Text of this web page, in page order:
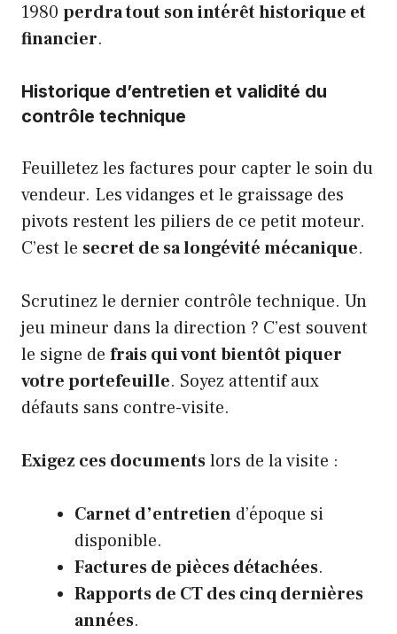
1980 perdra tout son intérêt historique et
financier.
Historique d’entretien et validité du
contrôle technique
Feuilletez les factures pour capter le soin du
vendeur. Les vidanges et le graissage des
pivots restent les piliers de ce petit moteur.
C’est le secret de sa longévité mécanique.
Scrutinez le dernier contrôle technique. Un
jeu mineur dans la direction ? C’est souvent
le signe de frais qui vont bientôt piquer
votre portefeuille. Soyez attentif aux
défauts sans contre-visite.
Exigez ces documentslors de la visite :
Carnet d’entretien d’époque si
disponible.
Factures de pièces détachées.
Rapports de CT des cinq dernières
années.